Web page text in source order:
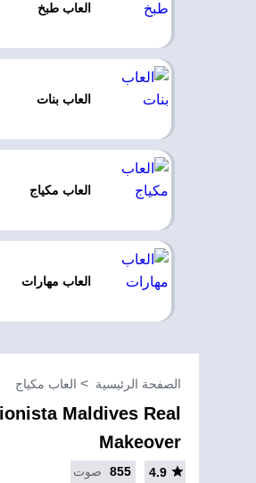
العاب طبخ
العاب بنات
العاب مكياج
العاب مهارات
الصفحة الرئيسية العاب مكياج
Maldives Real
Makeover
4.9
855 صوت